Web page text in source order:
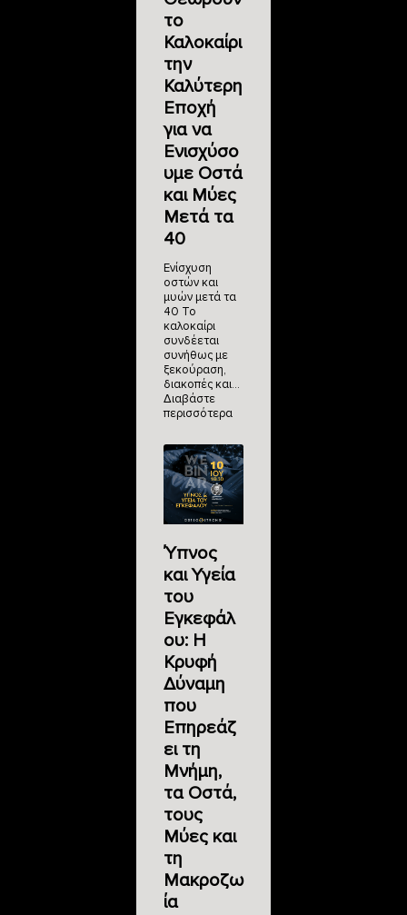
το
Καλοκαίρι
την
Καλύτερη
Εποχή
για να
Ενισχύσο
υμε Οστά
και Μύες
Μετά τα
40
Ενίσχυση
οστών και
μυών μετά τα
40 Το
καλοκαίρι
συνδέεται
συνήθως με
ξεκούραση,
διακοπές και…
Διαβάστε
περισσότερα
Ύπνος
και Υγεία
του
Εγκεφάλ
ου: Η
Κρυφή
Δύναμη
που
Επηρεάζ
ει τη
Μνήμη,
τα Οστά,
τους
Μύες και
τη
Μακροζω
ία